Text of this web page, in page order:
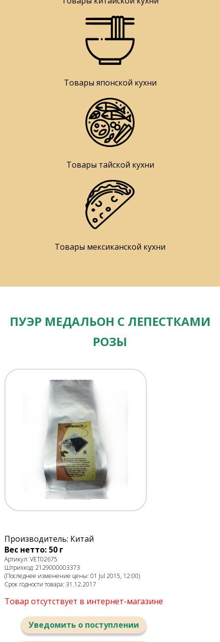
Товары японской кухни
Товары тайской кухни
Товары мексиканской кухни
ПУЭР МЕДАЛЬОН С ЛЕПЕСТКАМИ
РОЗЫ
Производитель: Китай
Вес нетто: 50 г
Артикул: VET02675
Штрихкод: 2129000003373
(Последнее изменение цены: 01 Jul 2015, 12:00)
Срок годности товара: 31.12.2017
Товар отсутствует в интернет-магазине
Уведомить о поступлении